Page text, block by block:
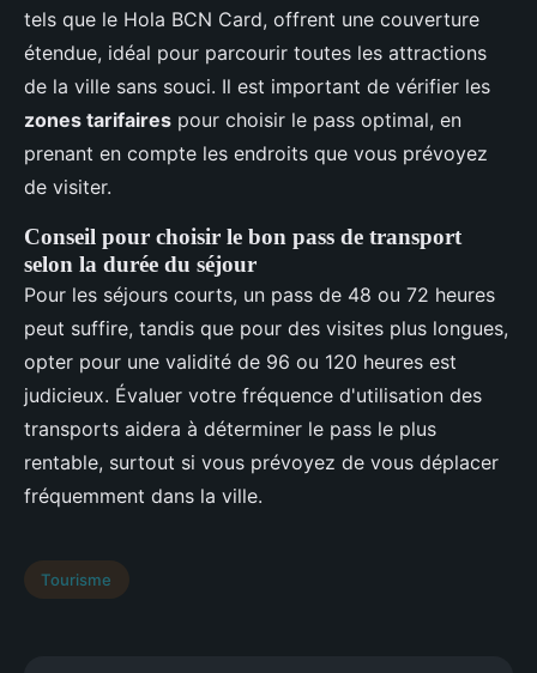
tels que le Hola BCN Card, offrent une couverture
étendue, idéal pour parcourir toutes les attractions
de la ville sans souci. Il est important de vérifier les
zones tarifaires pour choisir le pass optimal, en
prenant en compte les endroits que vous prévoyez
de visiter.
Conseil pour choisir le bon pass de transport
selon la durée du séjour
Pour les séjours courts, un pass de 48 ou 72 heures
peut suffire, tandis que pour des visites plus longues,
opter pour une validité de 96 ou 120 heures est
judicieux. Évaluer votre fréquence d'utilisation des
transports aidera à déterminer le pass le plus
rentable, surtout si vous prévoyez de vous déplacer
fréquemment dans la ville.
Tourisme